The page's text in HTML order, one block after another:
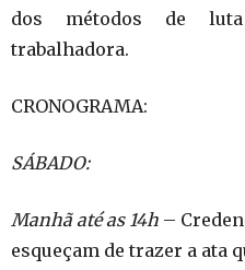
dos métodos de
trabalhadora.
CRONOGRAMA:
SÁBADO:
Manhã até as 14h –
esqueçam de trazer a ata